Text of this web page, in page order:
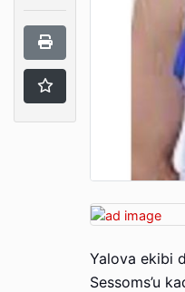
Yalova ekibi
Sessoms’u